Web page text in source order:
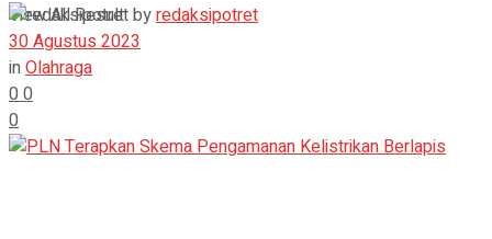
View All Result byredaksipotret
30 Agustus 2023
inOlahraga
0 0
0